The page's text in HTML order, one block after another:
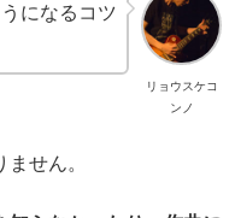
リョウスケコ
ンノ
になるコツ
せん。